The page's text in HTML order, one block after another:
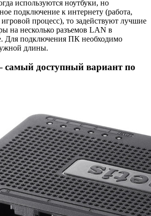
используются ноутбуки, но
подключение к интернету (работа,
процесс), то задействуют лучшие
на несколько разъемов LAN в
Для подключения ПК необходимо
длины.
самый доступный вариант по